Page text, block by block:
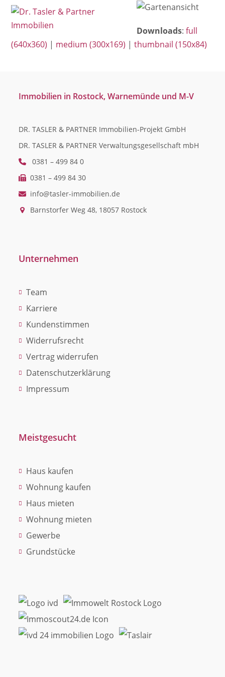
SkipOpen
mobile
menu
Close
mobile
menu
Downloads:full
(640x360) | medium (300x169) |thumbnail (150x84)
Immobilien in Rostock, Warnemünde und M-V
DR. TASLER & PARTNER Immobilien-Projekt GmbH
DR. TASLER & PARTNER Verwaltungsgesellschaft mbH
0381 – 499 84 0
0381 – 499 84 30
info@tasler-immobilien.de
Barnstorfer Weg 48, 18057 Rostock
Unternehmen
Team
Karriere
Kundenstimmen
Widerrufsrecht
Vertrag widerrufen
Datenschutzerklärung
Impressum
Meistgesucht
Haus kaufen
Wohnung kaufen
Haus mieten
Wohnung mieten
Gewerbe
Grundstücke